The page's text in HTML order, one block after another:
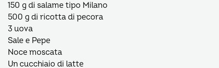
150 g di salame tipo Milano
500 g di ricotta di pecora
3 uova
Sale e Pepe
Noce moscata
Un cucchiaio di latte